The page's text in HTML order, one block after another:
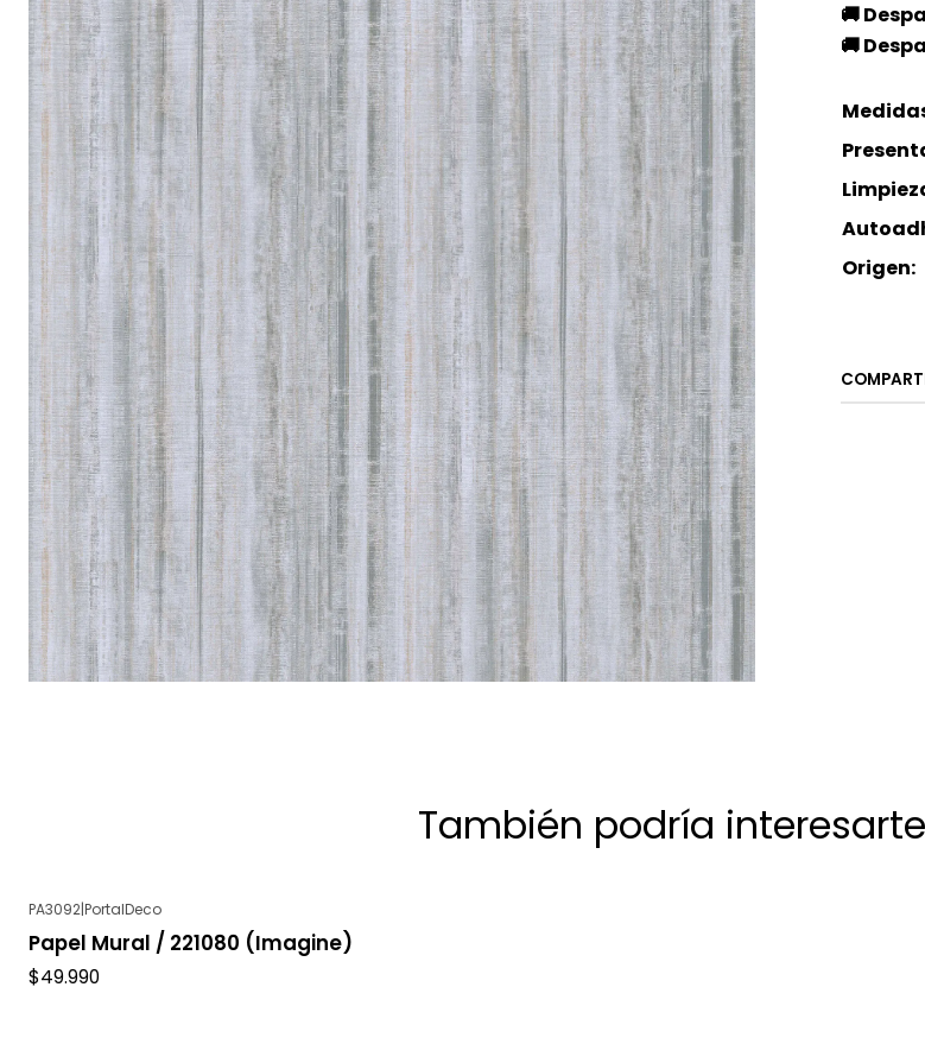
🚚
🚚
Origen:
También podría
PA3092|PortalDeco
Papel Mural / 221080 (Imagine)
$49.990